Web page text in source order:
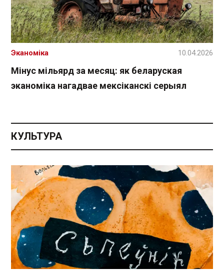
Мінус мільярд за месяц: як беларуская
эканоміка нагадвае мексіканскі серыял
Эканоміка 10.04.2026
КУЛЬТУРА